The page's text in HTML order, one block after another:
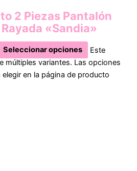
2 Piezas Pantalón
«Sandia»
Seleccionar opciones
Este
múltiples variantes. Las opciones
elegir en la página de producto